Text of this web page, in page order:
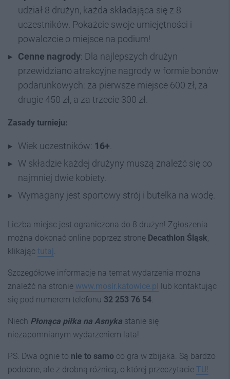
udział 8 drużyn, każda składająca się z 8
uczestników. Pokażcie swoje umiejętności i
powalczcie o miejsce na podium!
Cenne nagrody: Dla najlepszych drużyn
przewidziano atrakcyjne nagrody w formie bonów
podarunkowych: za pierwsze miejsce 600 zł, za
drugie 450 zł, a za trzecie 300 zł.
Zasady turnieju:
Wiek uczestników: 16+
W składzie każdej drużyny muszą znaleźć się co
najmniej dwie kobiety.
Wymagany jest sportowy strój i butelka na wodę.
Liczba miejsc jest ograniczona do 8 drużyn! Zgłoszenia
można dokonać online poprzez stronę Decathlon Śląsk
klikając tutaj
Szczegółowe informacje na temat wydarzenia można
znaleźć na stronie www.mosir.katowice.pl lub kontaktując
się pod numerem telefonu 32 253 76 54
Niech Płonąca piłka na Asnyka stanie się
niezapomnianym wydarzeniem lata!
PS. Dwa ognie to nie to samo co gra w zbijaka. Są bardzo
podobne, ale z drobną różnicą, o której przeczytacie TU!